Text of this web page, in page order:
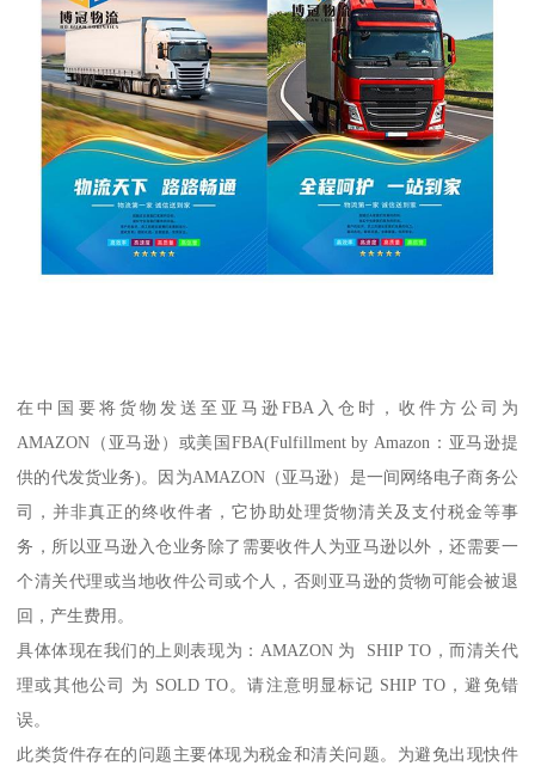
在中国要将货物发送至亚马逊FBA入仓时，收件方公司为
AMAZON（亚马逊）或美国FBA(Fulfillment by Amazon：亚马逊提
供的代发货业务)。因为AMAZON（亚马逊）是一间网络电子商务公
司，并非真正的终收件者，它协助处理货物清关及支付税金等事
务，所以亚马逊入仓业务除了需要收件人为亚马逊以外，还需要一
个清关代理或当地收件公司或个人，否则亚马逊的货物可能会被退
回，产生费用。
具体体现在我们的上则表现为：AMAZON 为 SHIP TO，而清关代
理或其他公司 为 SOLD TO。请注意明显标记 SHIP TO，避免错
误。
此类货件存在的问题主要体现为税金和清关问题。为避免出现快件